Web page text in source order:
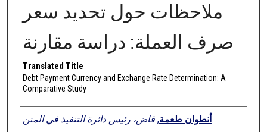
ملاحظات حول تحديد سعر
صرف العملة: دراسة مقارنة
Translated Title
Debt Payment Currency and Exchange Rate Determination: A
Comparative Study
Authors أنطوان طعمة,قاض، رئيس دائرة التنفيذ في المتن